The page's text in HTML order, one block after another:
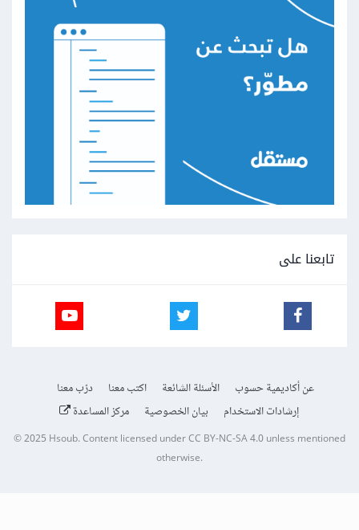
تابعنا على
عن أكاديمية حسوب الأسئلة الشائعة اكتب معنا
درّب معنا
إرشادات الاستخدام
بيان الخصوصية مركز المساعدة
© 2025 Hsoub.Content licensed underCC BY-NC-SA 4.0unless mentioned
otherwise.